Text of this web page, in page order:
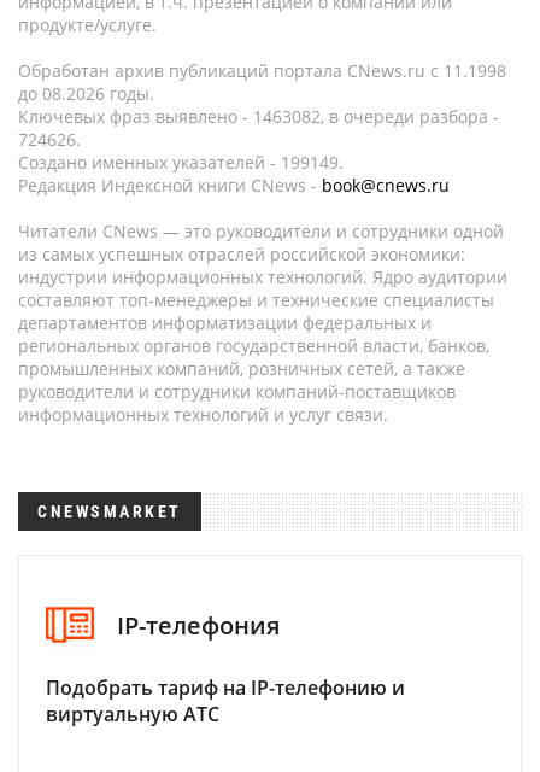
продукте/услуге.
Обработан архив публикаций портала CNews.ru c 11.1998
до 08.2026 годы.
Ключевых фраз выявлено - 1463082, в очереди разбора -
724626.
Создано именных указателей - 199149.
Редакция Индексной книги CNews - book@cnews.ru
Читатели CNews — это руководители и сотрудники одной
из самых успешных отраслей российской экономики:
индустрии информационных технологий. Ядро аудитории
составляют топ-менеджеры и технические специалисты
департаментов информатизации федеральных и
региональных органов государственной власти, банков,
промышленных компаний, розничных сетей, а также
руководители и сотрудники компаний-поставщиков
информационных технологий и услуг связи.
CNEWSMARKET
IP-телефония
Подобрать тариф на IP-телефонию и
виртуальную АТС